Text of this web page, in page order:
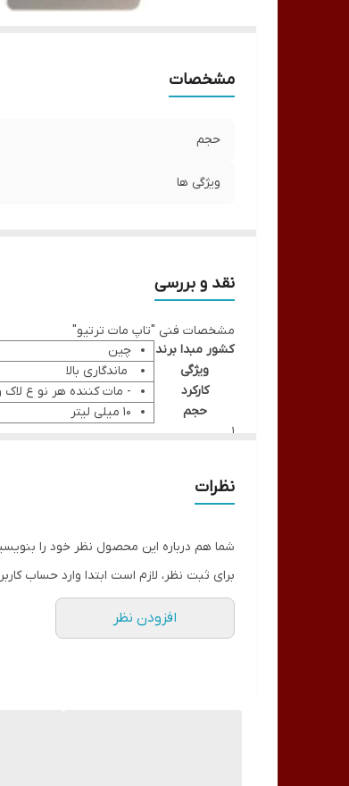
مشخصات
حجم
ویژگی ها
نقد و بررسی
مشخصات فنی "تاپ مات ترتیو"
کشور مبدا برند
چین
ویژگی
⁦⁩ ماندگاری بالا
کارکرد
- مات کننده هر نو ع
حجم
10 میلی لیتر
1.
نظرات
شما هم درباره این محصول نظر خود را
برای ثبت نظر، لازم است ابتدا وارد حساب
افزودن نظر